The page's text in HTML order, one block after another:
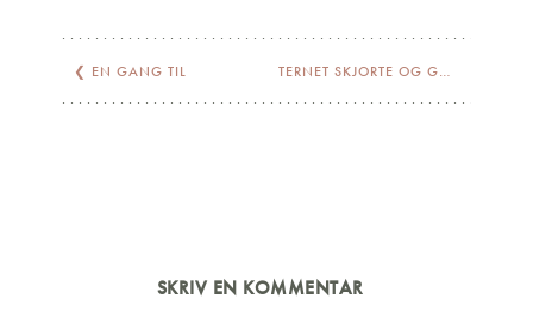
❮ EN GANG TIL TERNET SKJORTE OG GARDEROBEKLASSIKERE
SKRIV EN KOMMENTAR